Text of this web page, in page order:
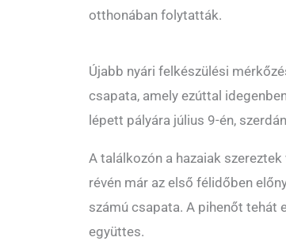
otthonában folytatták.
Újabb nyári felkészülési
csapata, amely ezúttal
lépett pályára július 9-én,
A találkozón a hazaiak
révén már az első félidőben
számú csapata. A pihenőt tehát
együttes.